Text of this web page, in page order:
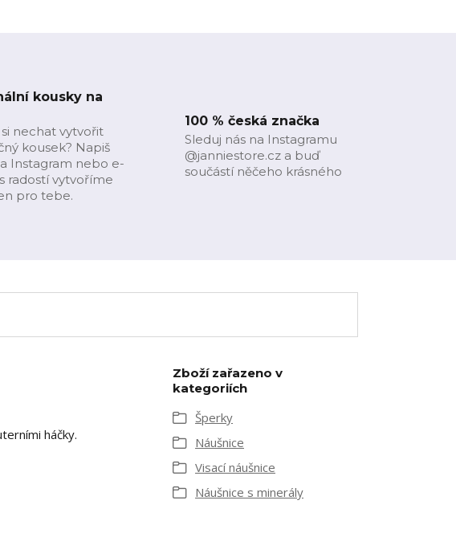
kousky na
si nechat vytvořit
kousek? Napiš
Instagram nebo e-
radostí vytvoříme
pro tebe.
100 % česká značka
Sleduj nás na Instagramu
@janniestore.cz a buď
součástí něčeho krásného
háčky.
Zboží zařazeno v
kategoriích
Šperky
Náušnice
Visací náušnice
Náušnice s minerály